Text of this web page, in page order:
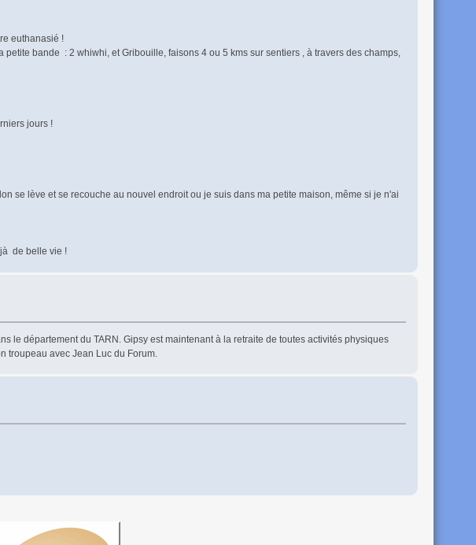
euthanasié !
bande : 2 whiwhi, et Gribouille, faisons 4 ou 5 kms sur sentiers , à travers des champs,
jours !
se lève et se recouche au nouvel endroit ou je suis dans ma petite maison, même si je n'ai
de belle vie !
le département du TARN. Gipsy est maintenant à la retraite de toutes activités physiques
troupeau avec Jean Luc du Forum.